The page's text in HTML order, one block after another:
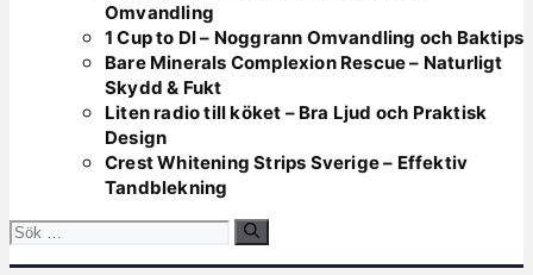
Omvandling
1 Cup to Dl – Noggrann Omvandling och Baktips
Bare Minerals Complexion Rescue – Naturligt
Skydd & Fukt
Liten radio till köket – Bra Ljud och Praktisk
Design
Crest Whitening Strips Sverige – Effektiv
Tandblekning
Sök